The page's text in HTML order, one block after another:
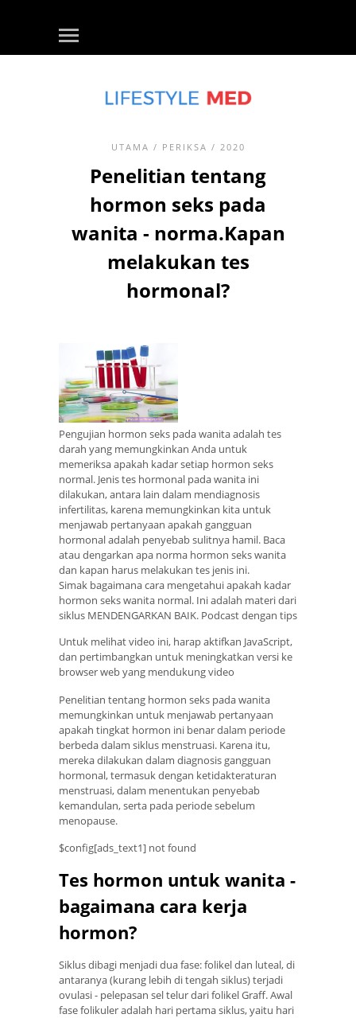
UTAMA / PERIKSA / 2020
Penelitian tentang
hormon seks pada
wanita - norma.Kapan
melakukan tes
hormonal?
Pengujian hormon seks pada wanita adalah tes
darah yang memungkinkan Anda untuk
memeriksa apakah kadar setiap hormon seks
normal. Jenis tes hormonal pada wanita ini
dilakukan, antara lain dalam mendiagnosis
infertilitas, karena memungkinkan kita untuk
menjawab pertanyaan apakah gangguan
hormonal adalah penyebab sulitnya hamil. Baca
atau dengarkan apa norma hormon seks wanita
dan kapan harus melakukan tes jenis ini.
Simak bagaimana cara mengetahui apakah kadar
hormon seks wanita normal. Ini adalah materi dari
siklus MENDENGARKAN BAIK. Podcast dengan tips
Untuk melihat video ini, harap aktifkan JavaScript,
dan pertimbangkan untuk meningkatkan versi ke
browser web yang mendukung video
Penelitian tentang hormon seks pada wanita
memungkinkan untuk menjawab pertanyaan
apakah tingkat hormon ini benar dalam periode
berbeda dalam siklus menstruasi. Karena itu,
mereka dilakukan dalam diagnosis gangguan
hormonal, termasuk dengan ketidakteraturan
menstruasi, dalam menentukan penyebab
kemandulan, serta pada periode sebelum
menopause.
$config[ads_text1] not found
Tes hormon untuk wanita -
bagaimana cara kerja
hormon?
Siklus dibagi menjadi dua fase: folikel dan luteal, di
antaranya (kurang lebih di tengah siklus) terjadi
ovulasi - pelepasan sel telur dari folikel Graff. Awal
fase folikuler adalah hari pertama siklus, yaitu hari